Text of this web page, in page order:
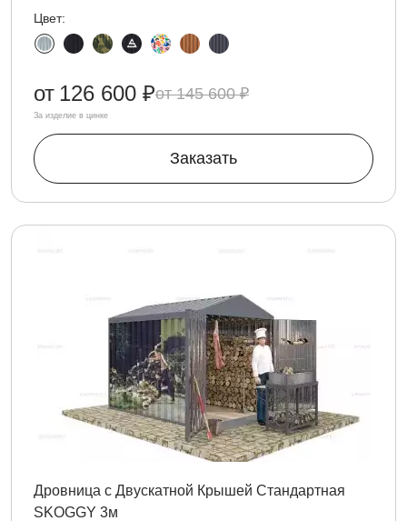
Цвет:
145 600 ₽
от 126 600 ₽
За изделие в цинке
Заказать
Дровница с Двускатной Крышей Стандартная
SKOGGY 3м